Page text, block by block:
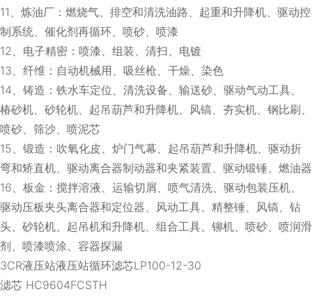
11、炼油厂：燃烧气、排空和清洗油路、起重和升降机、驱动控
制系统、催化剂再循环、喷砂、喷漆
12、电子精密：喷漆、组装、清扫、电镀
13、纤维：自动机械用、吸丝枪、干燥、染色
14、铸造：铁水车定位、清洗设备、输送砂、驱动气动工具、
椿砂机、砂轮机、起吊葫芦和升降机、风镐、夯实机、钢比刷、
喷砂、筛沙、喷泥芯
15、锻造：吹氧化皮、炉门气幕、起吊葫芦和升降机、驱动折
弯和矫直机、驱动离合器制动器和夹紧装置、驱动锻锤、燃油器
16、板金：搅拌溶液、运输切屑、喷气清洗、驱动包装压机、
驱动压板夹头离合器和定位器、风动工具、精整锤、风镐、钻
头、砂轮机、起吊机和升降机、组合工具、铆机、喷砂、喷润滑
剂、喷漆喷涂、容器探漏
3CR液压站液压站循环滤芯LP100-12-30
滤芯 HC9604FCSTH